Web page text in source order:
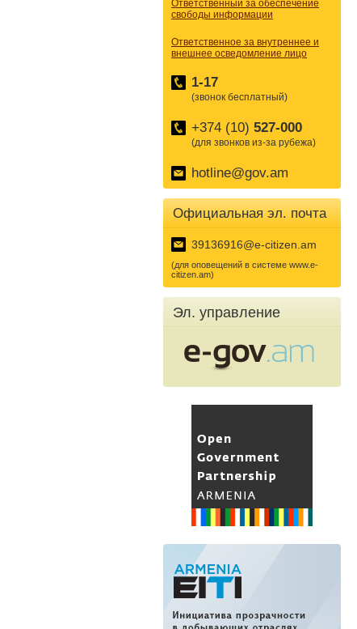
Ответственный за обеспечение
свободы информации
Ответственное за внутреннее и
внешнее осведомление лицо
1-17
(звонок бесплатный)
+374 (10) 527-000
(для звонков из-за рубежа)
hotline@gov.am
Официальная эл. почта
39136916@e-citizen.am
(для оповещений в системе www.e-
citizen.am)
Эл. управление